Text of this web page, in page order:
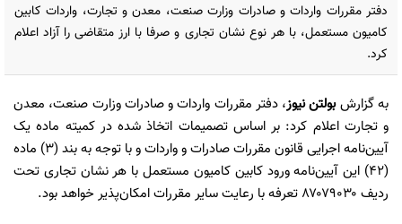
دفتر مقررات واردات و صادرات وزارت صنعت، معدن و تجارت، واردات کابین
کامیون مستعمل، با هر نوع نشان تجاری و صرفا با ارز متقاضی را آزاد اعلام
کرد.
به گزارشبولتن نیوز، دفتر مقررات واردات و صادرات وزارت صنعت، معدن
و تجارت اعلام کرد: بر اساس تصمیمات اتخاذ شده در کمیته ماده یک
آیین‌نامه اجرایی قانون مقررات صادرات و واردات و با توجه به بند (۳) ماده
(۴۲) این آیین‌نامه ورود کابین کامیون مستعمل با هر نشان تجاری تحت
ردیف ۸۷۰۷۹۰۳۰ تعرفه با رعایت سایر مقررات امکان‌پذیر خواهد بود.